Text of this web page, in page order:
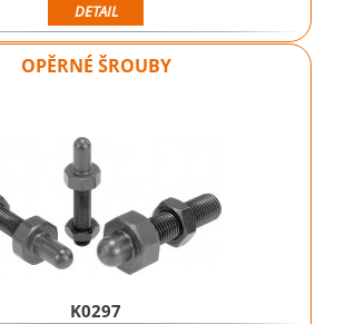
DETAIL
OPĚRNÉ ŠROUBY
K0297